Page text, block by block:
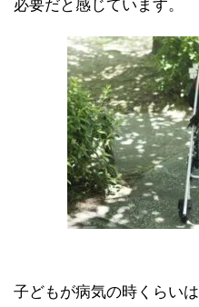
必要だと感じています。
子どもが病気の時くらいは